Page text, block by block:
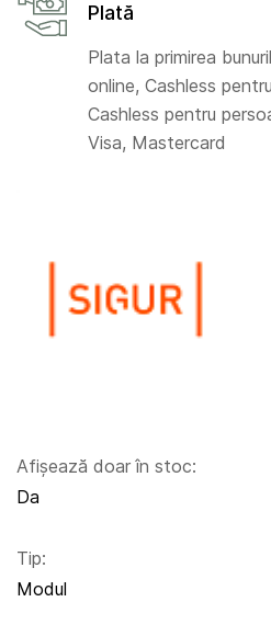
Afișează doar în stoc:
Da
Tip:
Modul
Plată
Plata la primirea
online, Cashless
Cashless pentru
Visa, Mastercard